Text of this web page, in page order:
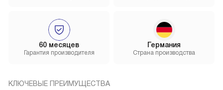
60 месяцев
Гарантия производителя
Германия
Страна производства
КЛЮЧЕВЫЕ ПРЕИМУЩЕСТВА